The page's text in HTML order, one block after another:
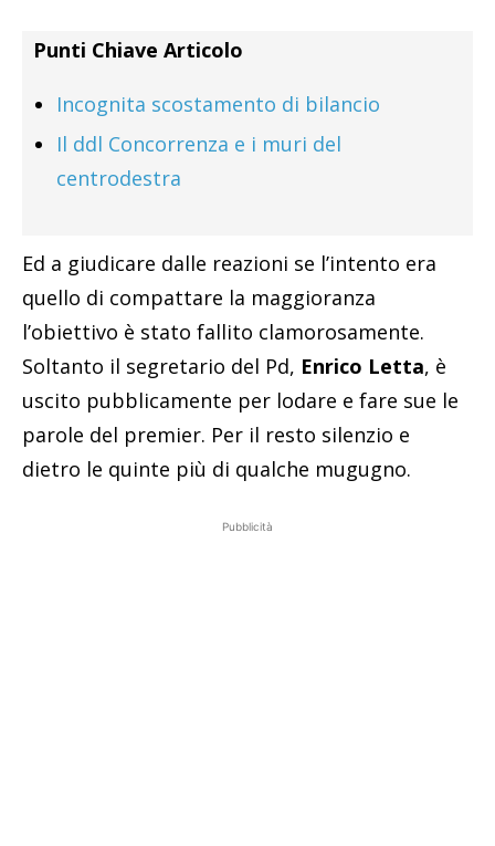
Punti Chiave Articolo
Incognita scostamento di bilancio
Il ddl Concorrenza e i muri del
centrodestra
Ed a giudicare dalle reazioni se l’intento era
quello di compattare la maggioranza
l’obiettivo è stato fallito clamorosamente.
Soltanto il segretario del Pd, Enrico Letta, è
uscito pubblicamente per lodare e fare sue le
parole del premier. Per il resto silenzio e
dietro le quinte più di qualche mugugno.
Pubblicità